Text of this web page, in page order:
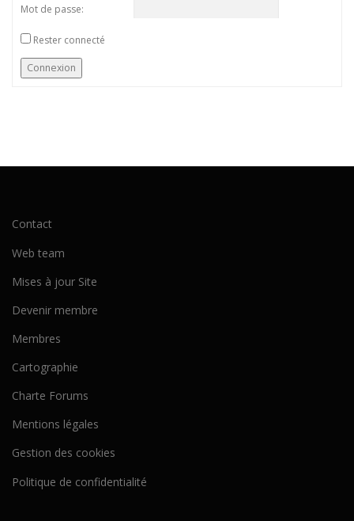
Mot de passe:
Rester connecté
Connexion
Contact
Web team
Mises à jour Site
Devenir membre
Membres
Cartographie
Charte Forums
Mentions légales
Gestion des cookies
Politique de confidentialité